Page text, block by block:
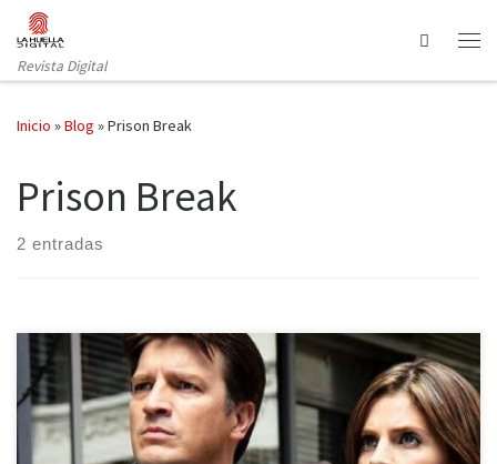
Saltar al contenido
Revista Digital
Search
Inicio »Blog »Prison Break
Prison Break
2 entradas
Es bien sabido por todos lo complicado que puede llegar a ser
darle un cierre a una trama abierta durante muchos años. Por más